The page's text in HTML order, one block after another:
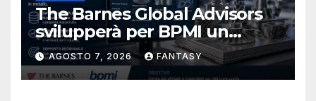
The Barnes Global Advisors
svilupperà per BPMI un
database per la stampa 3D
metallica destinata alla filiera
navale statunitense
AGOSTO 7, 2026 FANTASY